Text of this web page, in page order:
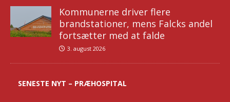
Kommunerne driver flere
brandstationer, mens Falcks andel
fortsætter med at falde
3. august 2026
SENESTE NYT – PRÆHOSPITAL